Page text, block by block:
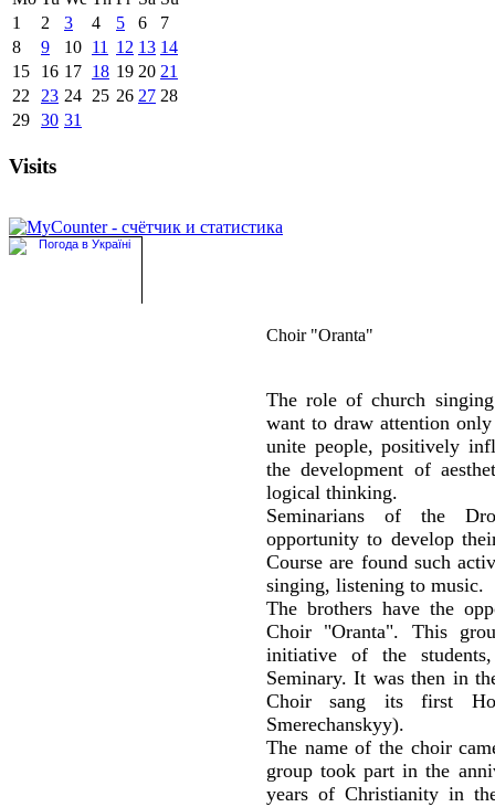
1
2 3 4 5 6
7
8
9 10 11 12 13 14
15
16 17 18 19 20 21
22
23 24 25 26 27 28
29 30 31
Visits
Choir "Oranta"
The role of church
want to draw attention
unite people, positively
the development of
logical thinking.
Seminarians of the
opportunity to develop
Course are found such
singing, listening to music.
The brothers have the
Choir "Oranta". This
initiative of the
Seminary. It was then in
Choir sang its first
Smerechanskyy).
The name of the choir
group took part in the
years of Christianity in